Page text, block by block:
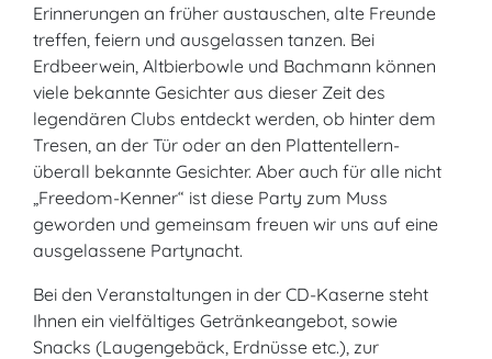
Erinnerungen an früher austauschen, alte Freunde
treffen, feiern und ausgelassen tanzen. Bei
Erdbeerwein, Altbierbowle und Bachmann können
viele bekannte Gesichter aus dieser Zeit des
legendären Clubs entdeckt werden, ob hinter dem
Tresen, an der Tür oder an den Plattentellern-
überall bekannte Gesichter. Aber auch für alle nicht
„Freedom-Kenner“ ist diese Party zum Muss
geworden und gemeinsam freuen wir uns auf eine
ausgelassene Partynacht.
Bei den Veranstaltungen in der CD-Kaserne steht
Ihnen ein vielfältiges Getränkeangebot, sowie
Snacks (Laugengebäck, Erdnüsse etc.), zur